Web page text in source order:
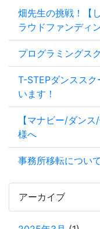
畑先生の挑戦！【
ラウドファンディ
プログラミングス
T-STEPダンスス
います！
【マナビー/ダン
様へ
事務所移転について
アーカイブ